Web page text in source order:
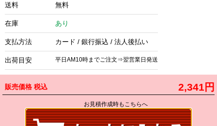
送料 無料
在庫 あり
支払方法 カード / 銀行振込 / 法人後払い
出荷目安 平日AM10時までご注文⇒翌営業日発送
販売価格 税込 2,341円
お見積作成時もこちらへ